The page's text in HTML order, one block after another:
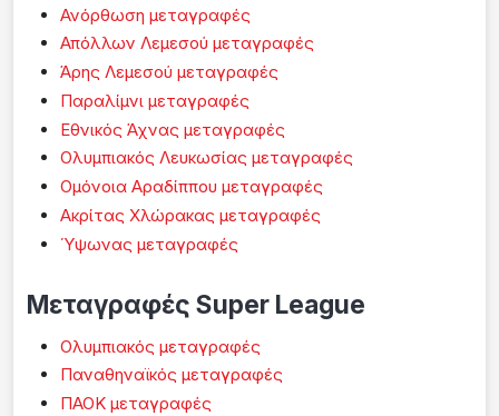
Ανόρθωση μεταγραφές
Απόλλων Λεμεσού μεταγραφές
Άρης Λεμεσού μεταγραφές
Παραλίμνι μεταγραφές
Εθνικός Άχνας μεταγραφές
Ολυμπιακός Λευκωσίας μεταγραφές
Ομόνοια Αραδίππου μεταγραφές
Ακρίτας Χλώρακας μεταγραφές
Ύψωνας μεταγραφές
Μεταγραφές Super League
Ολυμπιακός μεταγραφές
Παναθηναϊκός μεταγραφές
ΠΑΟΚ μεταγραφές